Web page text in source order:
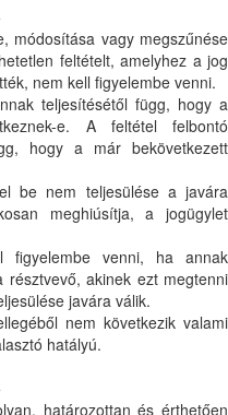
módosítása vagy megszűnése
feltételt, amelyhez a jog
nem kell figyelembe venni.
teljesítésétől függ, hogy a
e. A feltétel felbontó
hogy a már bekövetkezett
be nem teljesülése a javára
meghiúsítja, a jogügylet
venni, ha annak
akinek ezt megtenni
javára válik.
nem következik valami
hatályú.
határozottan és érthetően